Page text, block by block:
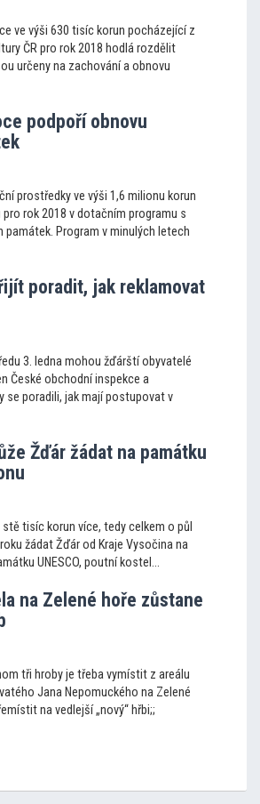
ve výši 630 tisíc korun pocházející z
ČR pro rok 2018 hodlá rozdělit
určeny na zachování a obnovu
podpoří obnovu
prostředky ve výši 1,6 milionu korun
rok 2018 v dotačním programu s
památek. Program v minulých letech
poradit, jak reklamovat
3. ledna mohou žďárští obyvatelé
České obchodní inspekce a
se poradili, jak mají postupovat v
Žďár žádat na památku
tisíc korun více, tedy celkem o půl
žádat Žďár od Kraje Vysočina na
UNESCO, poutní kostel...
na Zelené hoře zůstane
tři hroby je třeba vymístit z areálu
Jana Nepomuckého na Zelené
na vedlejší „nový“ hřbi;;